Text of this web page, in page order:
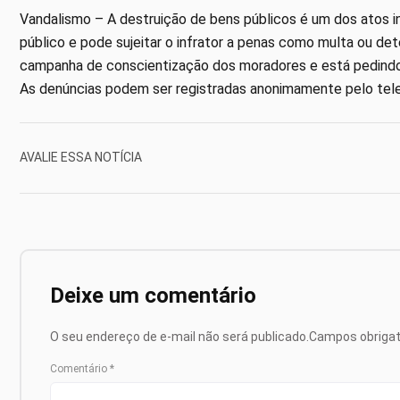
Vandalismo – A destruição de bens públicos é um dos
público e pode sujeitar o infrator a penas como multa ou
campanha de conscientização dos moradores e está
As denúncias podem ser registradas anonimamente pelo
AVALIE ESSA NOTÍCIA
Deixe um comentário
O seu endereço de e-mail não será publicado. Campos
Comentário *